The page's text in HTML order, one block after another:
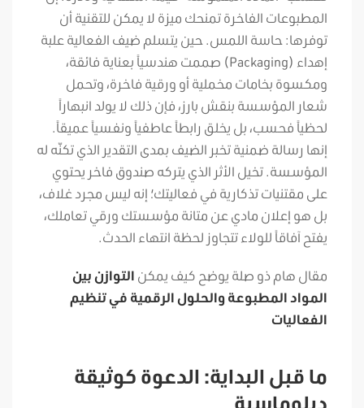
المطبوعات الفاخرة تمنحك ميزة لا يمكن للتقنية أن
توفرها: حاسة اللمس. حين يتسلم ضيف الفعالية علبة
إهداء (Packaging) صممت هندسياً بعناية فائقة،
ومكسوة بخامات مخملية أو ورقية فاخرة، وتحمل
شعار المؤسسة بنقش بارز، فإن ذلك لا يولد انبهاراً
لحظياً فحسب، بل يخلق رابطاً عاطفياً ونفسياً عميقاً.
إنها رسالة ضمنية تخبر الضيف بمدى التقدير الذي تكنّه له
المؤسسة. تخيل الأثر الذي يتركه صندوق فاخر يحتوي
على مقتنيات تذكارية في فعاليتك؛ إنه ليس مجرد غلاف،
بل هو إعلان مادي عن متانة مؤسستك ورقي تعاملك،
يفتح آفاقاً للولاء تتجاوز لحظة انتهاء الحدث.
مقال هام ذو صلة يوضح كيف يمكن التوازن بين
المواد المطبوعة والحلول الرقمية في تنظيم
الفعاليات
ما قبل البداية: الدعوة كوثيقة
دبلوماسية